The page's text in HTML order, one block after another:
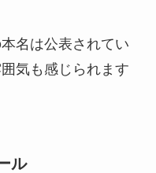
名は公表されてい
気も感じられます
ル